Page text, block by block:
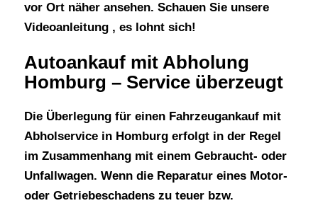
vor Ort näher ansehen. Schauen Sie unsere
Videoanleitung , es lohnt sich!
Autoankauf mit Abholung
Homburg – Service überzeugt
Die Überlegung für einen Fahrzeugankauf mit
Abholservice in Homburg erfolgt in der Regel
im Zusammenhang mit einem Gebraucht- oder
Unfallwagen. Wenn die Reparatur eines Motor-
oder Getriebeschadens zu teuer bzw.